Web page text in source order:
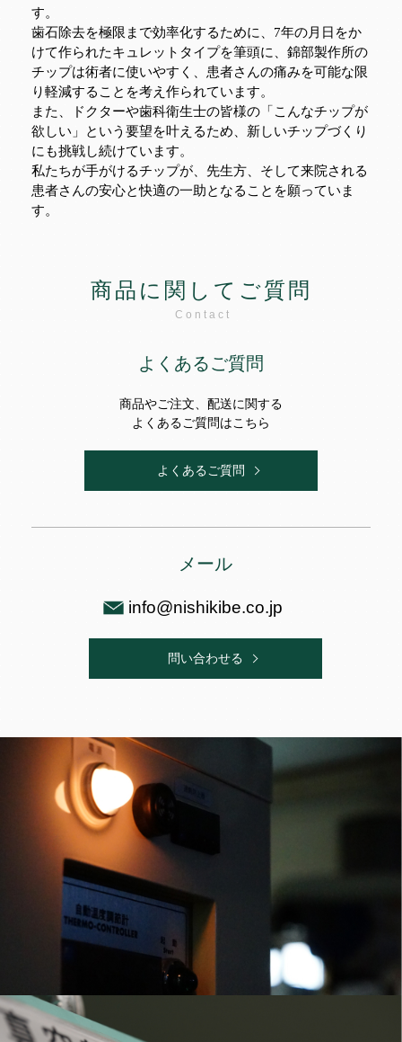
す。
歯石除去を極限まで効率化するために、7年の月日をか
けて作られたキュレットタイプを筆頭に、錦部製作所の
チップは術者に使いやすく、患者さんの痛みを可能な限
り軽減することを考え作られています。
また、ドクターや歯科衛生士の皆様の「こんなチップが
欲しい」という要望を叶えるため、新しいチップづくり
にも挑戦し続けています。
私たちが手がけるチップが、先生方、そして来院される
患者さんの安心と快適の一助となることを願っていま
す。
商品に関してご質問
Contact
よくあるご質問
商品やご注文、配送に関する
よくあるご質問はこちら
よくあるご質問
メール
info@nishikibe.co.jp
問い合わせる